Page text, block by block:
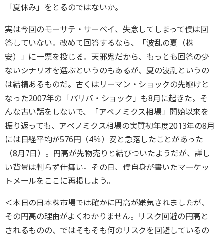
「夏休み」をとるのではないか。
実は今回のモーサテ・サーベイ、失念してしまって僕は回
答していない。改めて回答するなら、「波乱の夏（株
安）」に一票を投じる。天邪鬼だから、もっとも回答の少
ないシナリオを選ぶというのもあるが、夏の波乱というの
は結構あるものだ。古くはリーマン・ショックの先駆けと
なった2007年の「パリバ・ショック」も8月に起きた。そ
んな古い話をしないで、「アベノミクス相場」開始以来を
振り返っても、アベノミクス相場の実質初年度2013年の8月
には日経平均が576円（4％）安と急落したことがあった
（8月7日）。円高が先物売りと結びついたようだが、詳し
い背景は判らず仕舞い。その日、僕自身が書いたマーケッ
トメールをここに再掲しよう。
＜本日の日本株市場では確かに円高が嫌気されましたが、
その円高の理由がよくわかりません。リスク回避の円高と
されるものの、ではそもそも何のリスクを回避しているの